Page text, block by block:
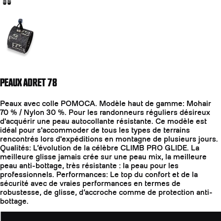
PEAUX ADRET 78
Peaux avec colle POMOCA. Modèle haut de gamme: Mohair
70 % / Nylon 30 %. Pour les randonneurs réguliers désireux
d'acquérir une peau autocollante résistante. Ce modèle est
idéal pour s'accommoder de tous les types de terrains
rencontrés lors d'expéditions en montagne de plusieurs jours.
Qualités: L’évolution de la célèbre CLIMB PRO GLIDE. La
meilleure glisse jamais crée sur une peau mix, la meilleure
peau anti-bottage, très résistante : la peau pour les
professionnels. Performances: Le top du confort et de la
sécurité avec de vraies performances en termes de
robustesse, de glisse, d’accroche comme de protection anti-
bottage.